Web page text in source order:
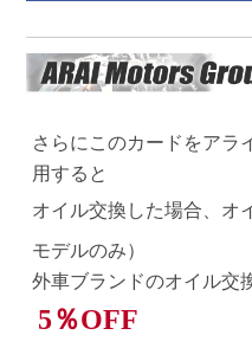
さらにこのカードをアラ
用すると
オイル交換した場合、オ
モデルのみ）
外車ブランドのオイル交
5％OFF